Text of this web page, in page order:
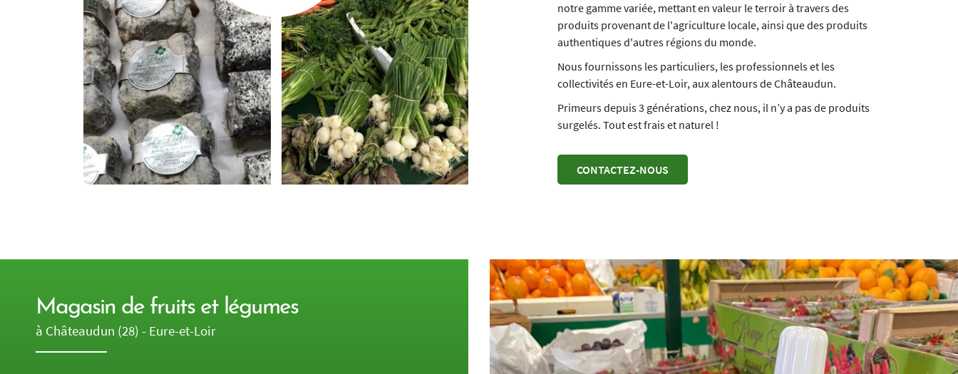
notre gamme variée, mettant en valeur le terroir à travers des
produits provenant de l'agriculture locale, ainsi que des produits
authentiques d'autres régions du monde.
Nous fournissons les particuliers, les professionnels et les
collectivités en Eure-et-Loir, aux alentours de Châteaudun.
Primeurs depuis 3 générations, chez nous, il n’y a pas de produits
surgelés. Tout est frais et naturel !
CONTACTEZ-NOUS
Magasin de fruits et légumes
à Châteaudun (28) - Eure-et-Loir